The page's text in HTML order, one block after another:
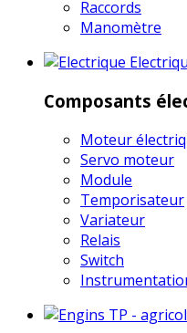
Raccords
Manomètre
Composants
Moteur
Servo moteur
Module
Temporisateur
Variateur
Relais
Switch